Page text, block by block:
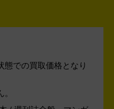
態での買取価格となり